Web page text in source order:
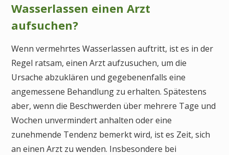
Wasserlassen einen Arzt
aufsuchen?
Wenn vermehrtes Wasserlassen auftritt, ist es in der
Regel ratsam, einen Arzt aufzusuchen, um die
Ursache abzuklären und gegebenenfalls eine
angemessene Behandlung zu erhalten. Spätestens
aber, wenn die Beschwerden über mehrere Tage und
Wochen unvermindert anhalten oder eine
zunehmende Tendenz bemerkt wird, ist es Zeit, sich
an einen Arzt zu wenden. Insbesondere bei